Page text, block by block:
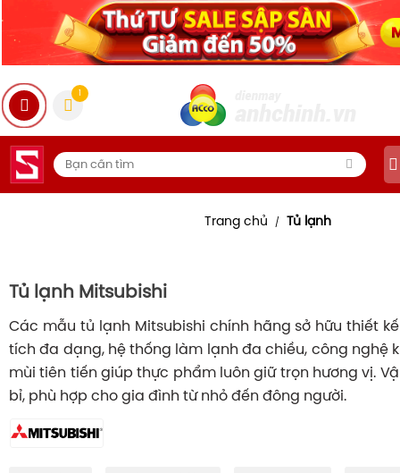
Trang chủ / Tủ lạnh
Tủ lạnh Mitsubishi
Các mẫu tủ lạnh Mitsubishi chính hãng sở hữu thiết
tích đa dạng, hệ thống làm lạnh đa chiều, công nghệ
mùi tiên tiến giúp thực phẩm luôn giữ trọn hương vị.
bỉ, phù hợp cho gia đình từ nhỏ đến đông người.